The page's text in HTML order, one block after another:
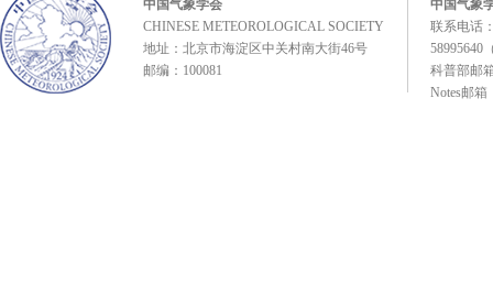
中国气象学会
CHINESE METEOROLOGICAL SOCIETY
地址：北京市海淀区中关村南大街46号
邮编：100081
中国气象
联系电话
58995640
科普部邮
Notes邮